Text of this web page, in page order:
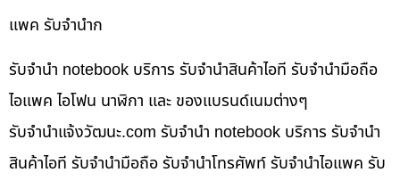
แพค รับจำนำก
รับจำนำ notebook บริการ รับจำนำสินค้าไอที รับจำนำมือถือ
ไอแพค ไอโฟน นาฬิกา และ ของแบรนด์เนมต่างๆ
รับจํานําแจ้งวัฒนะ.com รับจำนำ notebook บริการ รับจำนำ
สินค้าไอที รับจำนำมือถือ รับจำนำโทรศัพท์ รับจำนำไอแพค รับ